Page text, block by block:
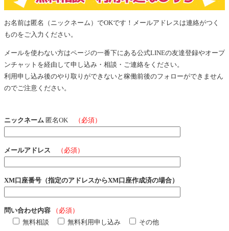
お名前は匿名（ニックネーム）でOKです！メールアドレスは連絡がつく
ものをご入力ください。
メールを使わない方はページの一番下にある公式LINEの友達登録やオープ
ンチャットを経由して申し込み・相談・ご連絡をください。
利用申し込み後のやり取りができないと稼働前後のフォローができません
のでご注意ください。
ニックネーム 匿名OK （必須）
メールアドレス （必須）
XM口座番号（指定のアドレスからXM口座作成済の場合）
問い合わせ内容
（必須）
無料相談
無料利用申し込み その他